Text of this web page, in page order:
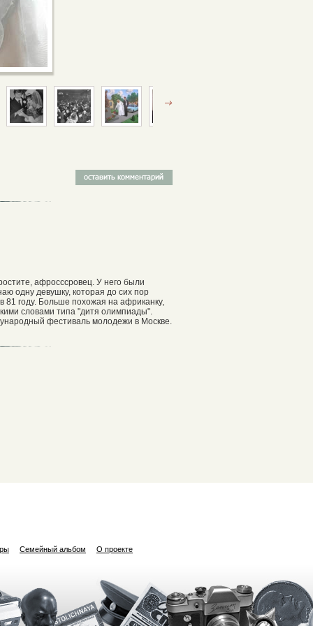
афросссровец. У него были
одну девушку, которая до сих пор
81 году. Больше похожая на африканку,
словами типа "дитя олимпиады".
фестиваль молодежи в Москве.
Семейный альбом О проекте